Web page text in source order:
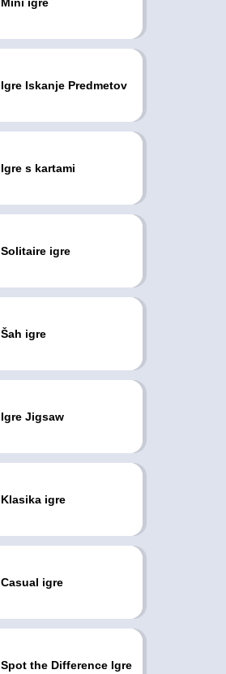
Igre Iskanje Predmetov
Igre s kartami
Solitaire igre
Šah igre
Igre Jigsaw
Klasika igre
Casual igre
Spot the Difference Igre